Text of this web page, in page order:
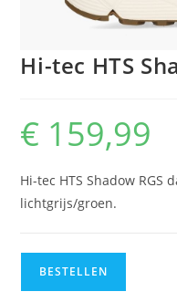
Hi-tec HTS
€ 159,99
Hi-tec HTS Shadow RGS
lichtgrijs/groen.
BESTELLEN